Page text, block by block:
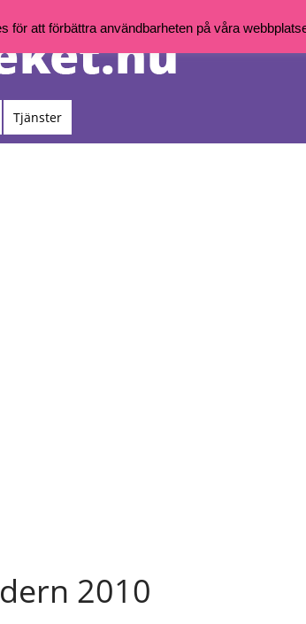
Tjänster
2010
att förbättra användbarheten på våra